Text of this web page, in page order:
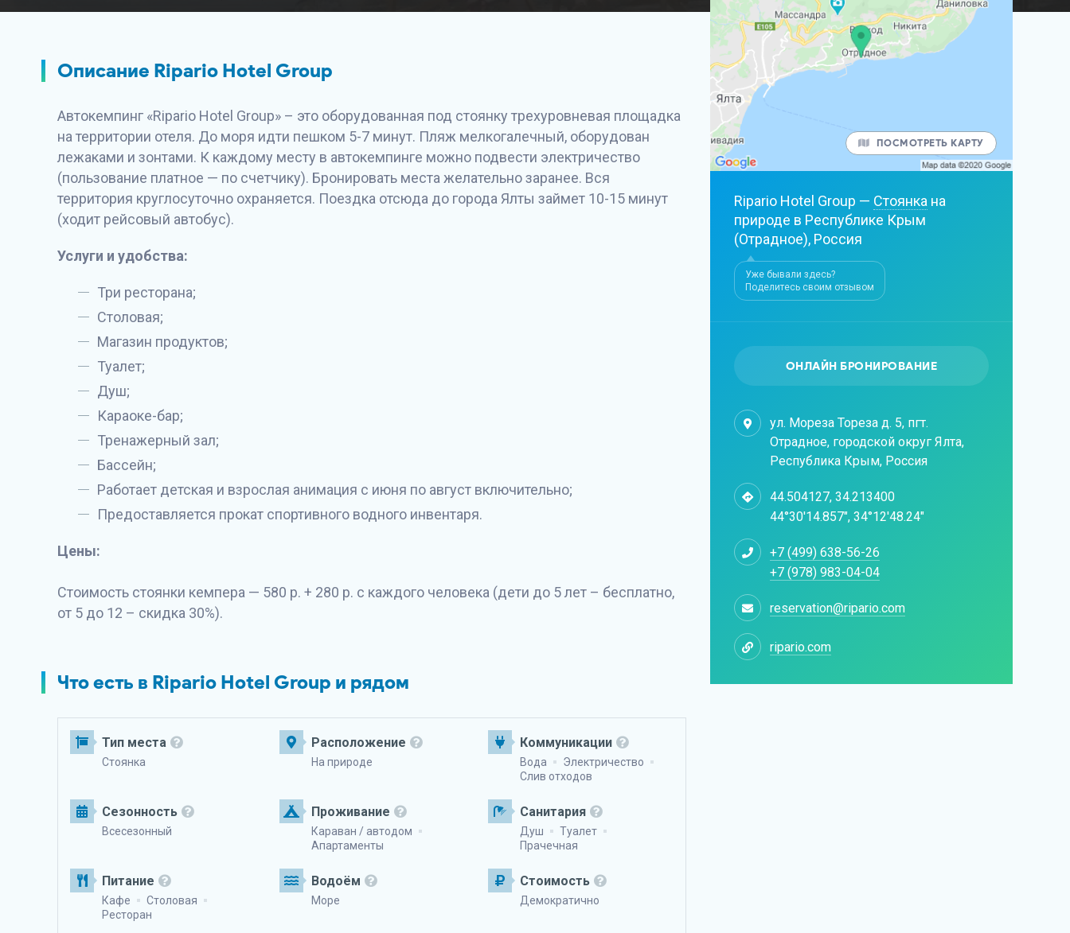
Описание Ripario Hotel Group
Автокемпинг «Ripario Hotel Group» – это оборудованная под стоянку трехуровневая площадка
на территории отеля. До моря идти пешком 5-7 минут. Пляж мелкогалечный, оборудован
лежаками и зонтами. К каждому месту в автокемпинге можно подвести электричество
(пользование платное — по счетчику). Бронировать места желательно заранее. Вся
территория круглосуточно охраняется. Поездка отсюда до города Ялты займет 10-15 минут
(ходит рейсовый автобус).
Услуги и удобства:
Три ресторана;
Столовая;
Магазин продуктов;
Туалет;
Душ;
Караоке-бар;
Тренажерный зал;
Бассейн;
Работает детская и взрослая анимация с июня по август включительно;
Предоставляется прокат спортивного водного инвентаря.
Цены:
Стоимость стоянки кемпера — 580 р. + 280 р. с каждого человека (дети до 5 лет – бесплатно,
от 5 до 12 – скидка 30%).
Что есть в Ripario Hotel Group и рядом
Тип места
Стоянка
Расположение
На природе
Коммуникации
Вода
Электричество
Слив отходов
Сезонность
Всесезонный
Проживание
Караван / автодом
Апартаменты
Санитария
Душ
Туалет
Прачечная
Питание
Кафе
Столовая
Ресторан
Водоём
Море
Стоимость
Демократично
ПОСМОТРЕТЬ КАРТУ
Ripario Hotel Group — Стоянка на
природе в Республике Крым
(Отрадное), Россия
Уже бывали здесь?
Поделитесь своим отзывом
ОНЛАЙН БРОНИРОВАНИЕ
ул. Мореза Тореза д. 5, пгт.
Отрадное, городской округ Ялта,
Республика Крым, Россия
44.504127, 34.213400
44°30'14.857", 34°12'48.24"
+7 (499) 638-56-26
+7 (978) 983-04-04
reservation@ripario.com
ripario.com